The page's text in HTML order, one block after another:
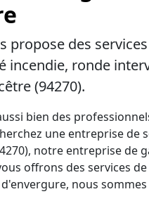
propose des
incendie, ronde
(94270).
bien des
une entreprise de
notre entreprise de
offrons des services
nous